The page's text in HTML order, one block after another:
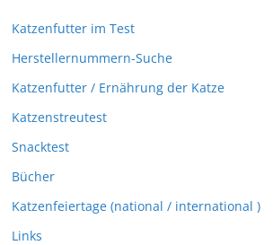
Katzenfutter im Test
Herstellernummern-Suche
Katzenfutter / Ernährung der Katze
Katzenstreutest
Snacktest
Bücher
Katzenfeiertage (national / international )
Links